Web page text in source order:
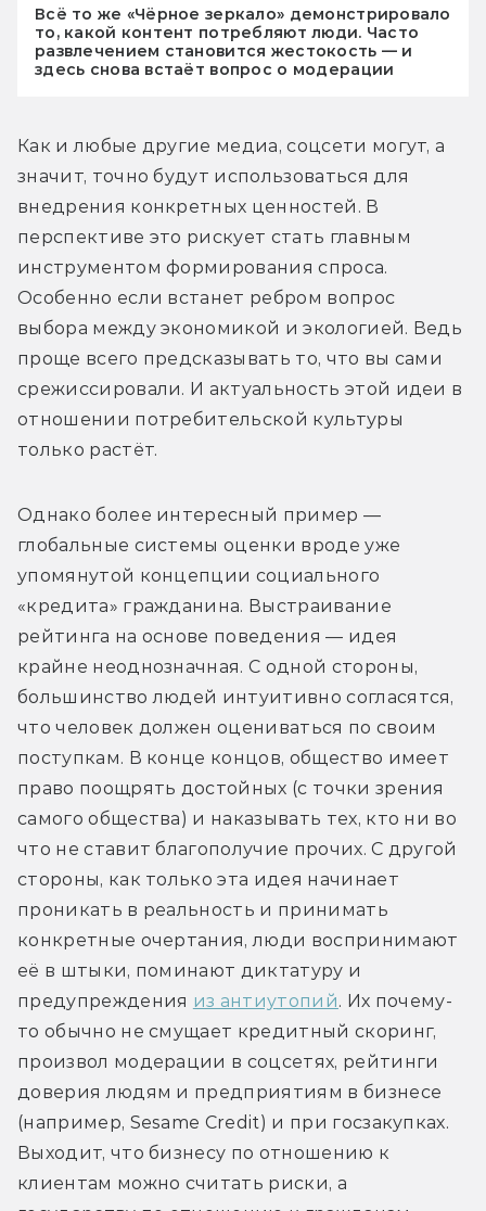
Всё то же «Чёрное зеркало» демонстрировало
то, какой контент потребляют люди. Часто
развлечением становится жестокость — и
здесь снова встаёт вопрос о модерации
Как и любые другие медиа, соцсети могут, а
значит, точно будут использоваться для
внедрения конкретных ценностей. В
перспективе это рискует стать главным
инструментом формирования спроса.
Особенно если встанет ребром вопрос
выбора между экономикой и экологией. Ведь
проще всего предсказывать то, что вы сами
срежиссировали. И актуальность этой идеи в
отношении потребительской культуры
только растёт.
Однако более интересный пример —
глобальные системы оценки вроде уже
упомянутой концепции социального
«кредита» гражданина. Выстраивание
рейтинга на основе поведения — идея
крайне неоднозначная. С одной стороны,
большинство людей интуитивно согласятся,
что человек должен оцениваться по своим
поступкам. В конце концов, общество имеет
право поощрять достойных (с точки зрения
самого общества) и наказывать тех, кто ни во
что не ставит благополучие прочих. С другой
стороны, как только эта идея начинает
проникать в реальность и принимать
конкретные очертания, люди воспринимают
её в штыки, поминают диктатуру и
предупреждения из антиутопий. Их почему-
то обычно не смущает кредитный скоринг,
произвол модерации в соцсетях, рейтинги
доверия людям и предприятиям в бизнесе
(например, Sesame Credit) и при госзакупках.
Выходит, что бизнесу по отношению к
клиентам можно считать риски, а